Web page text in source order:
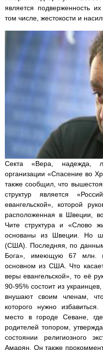
является подверженность
том числе, жестокости и
Секта «Вера, надежда,
организации «Спасение во
также сообщил, что
структур является
евангельской», которой
расположенная в Швеции,
Чите структура и «Слово
основаны из Швеции. Но
(США). Последняя, по
Бога», имеющую 67 млн.
основном из США. Что
веры евангельской», то её
90-95% состоит из
внушают своим членам,
которого нужно
место в городе Севане,
родителей топором,
состоянии религиозного
Амарян. Он также